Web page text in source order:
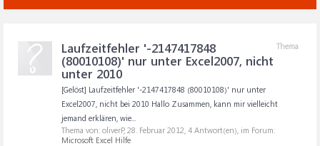
Thema
Laufzeitfehler '-2147417848
(80010108)' nur unter Excel2007, nicht
unter 2010
[Gelöst] Laufzeitfehler '-2147417848 (80010108)' nur unter
Excel2007, nicht bei 2010 Hallo Zusammen, kann mir vielleicht
jemand erklären, wie...
Thema von: oliverP, 28. Februar 2012, 4 Antwort(en), im Forum:
Microsoft Excel Hilfe